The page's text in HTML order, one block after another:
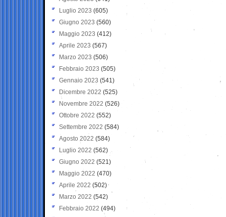
Luglio 2023 (605)
Giugno 2023 (560)
Maggio 2023 (412)
Aprile 2023 (567)
Marzo 2023 (506)
Febbraio 2023 (505)
Gennaio 2023 (541)
Dicembre 2022 (525)
Novembre 2022 (526)
Ottobre 2022 (552)
Settembre 2022 (584)
Agosto 2022 (584)
Luglio 2022 (562)
Giugno 2022 (521)
Maggio 2022 (470)
Aprile 2022 (502)
Marzo 2022 (542)
Febbraio 2022 (494)